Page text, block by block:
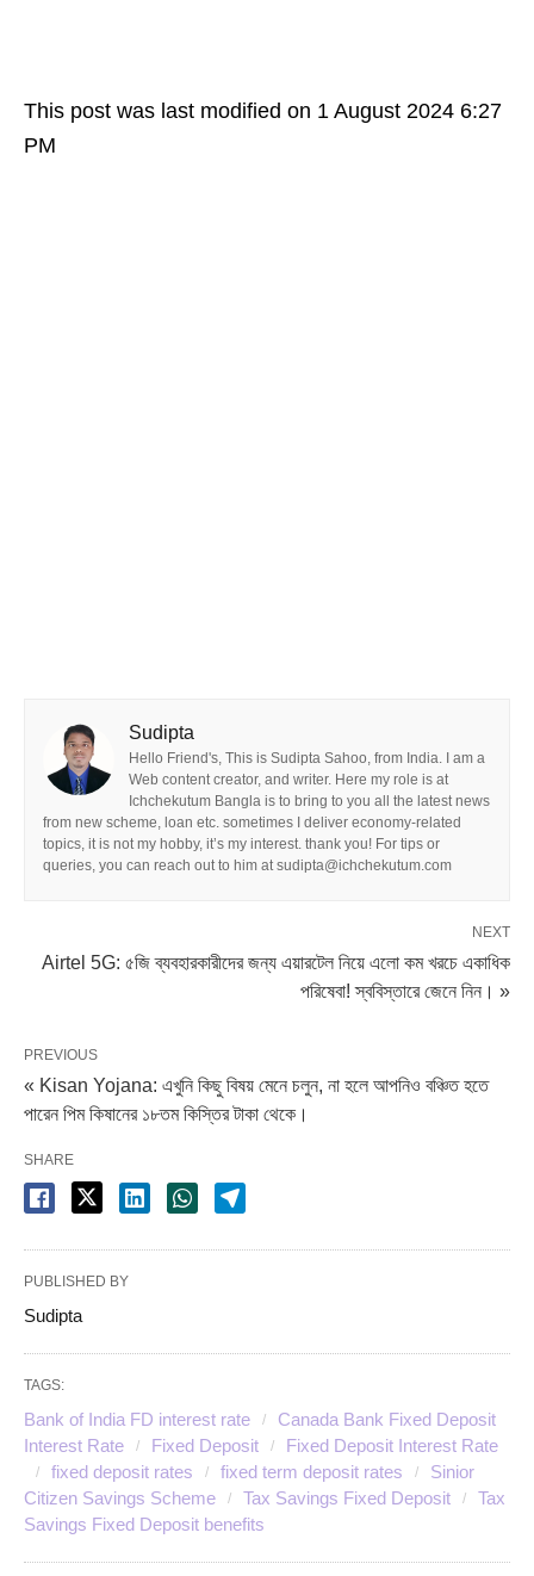
This post was last modified on 1 August 2024 6:27
PM
Sudipta
Hello Friend's, This is Sudipta Sahoo, from India. I am a
Web content creator, and writer. Here my role is at
Ichchekutum Bangla is to bring to you all the latest news
from new scheme, loan etc. sometimes I deliver economy-related
topics, it is not my hobby, it’s my interest. thank you! For tips or
queries, you can reach out to him at sudipta@ichchekutum.com
NEXT
Airtel 5G: ৫জি ব্যবহারকারীদের জন্য এয়ারটেল নিয়ে এলো কম খরচে একাধিক
পরিষেবা! স্ববিস্তারে জেনে নিন। »
PREVIOUS
« Kisan Yojana: এখুনি কিছু বিষয় মেনে চলুন, না হলে আপনিও বঞ্চিত হতে
পারেন পিম কিষানের ১৮তম কিস্তির টাকা থেকে।
SHARE
PUBLISHED BY
Sudipta
TAGS:
Bank of India FD interest rate
Canada Bank Fixed Deposit
Interest Rate
Fixed Deposit
Fixed Deposit Interest Rate
fixed deposit rates
fixed term deposit rates
Sinior
Citizen Savings Scheme
Tax Savings Fixed Deposit
Tax
Savings Fixed Deposit benefits